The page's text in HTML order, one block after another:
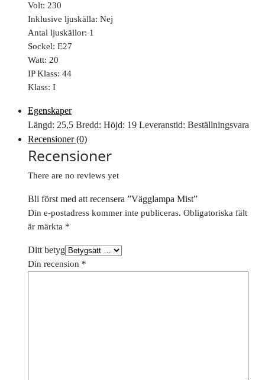
Volt: 230
Inklusive ljuskälla: Nej
Antal ljuskällor: 1
Sockel: E27
Watt: 20
IP Klass: 44
Klass: I
Egenskaper
Längd: 25,5 Bredd: Höjd: 19 Leveranstid: Beställningsvara
Recensioner (0)
Recensioner
There are no reviews yet
Bli först med att recensera ”Vägglampa Mist”
Din e-postadress kommer inte publiceras. Obligatoriska fält
är märkta *
Ditt betyg
Din recension *